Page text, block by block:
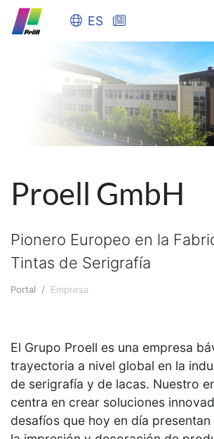
ES
Proell GmbH
Pionero Europeo en la
Tintas de Serigrafía
Portal Empresa
El Grupo Proell es una empresa
trayectoria a nivel global en la
de serigrafía y de lacas. Nuestro
centra en crear soluciones
desafíos que hoy en día